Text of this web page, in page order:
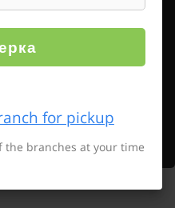
for pickup
the branches at your time